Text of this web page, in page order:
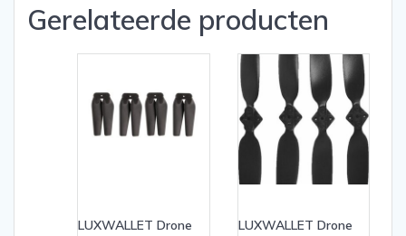
Gerelateerde producten
LUXWALLET Drone
LUXWALLET Drone